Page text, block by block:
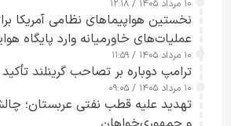
ارائه نکرد
۱۰ مرداد ۱۴۰۵ / ۱۲:۱۸
نخستین هواپیماهای نظامی آمریکا
عملیات‌های خاورمیانه وارد پایگاه
شدند
۱۰ مرداد ۱۴۰۵ / ۱۱:۵۹
ترامپ دوباره بر تصاحب گرینلند
۱۰ مرداد ۱۴۰۵ / ۰۹:۰۵
تهدید علیه قطب نفتی عربستان؛